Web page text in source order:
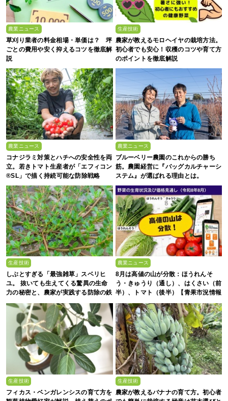
農業ニュース
草刈り業者の料金相場・単価は？ 坪
ごとの費用や安く抑えるコツを徹底解
説
生産技術
農家が教えるモロヘイヤの栽培方法。
初心者でも安心！収穫のコツや育て方
のポイントを徹底解説
農業ニュース
コナジラミ対策とハチへの安全性を両
立。若きトマト生産者が「エフィコン
®SL」で描く持続可能な防除戦略
農業ニュース
ブルーベリー農園のこれからの勝ち
筋。農園経営に『バッグカルチャーシ
ステム』が選ばれる理由とは。
生産技術
しぶとすぎる「最強雑草」スベリヒ
ユ。 抜いても生えてくる驚異の生命
力の秘密と、農家が実践する防除の鉄
則
農業ニュース
8月は高値の山が分散：ほうれんそ
う・きゅうり（通し）、はくさい（前
半）、トマト（後半）【青果市況情報
アプリ「YAOYASAN」】
生産技術
フィカス・ベンガレンシスの育て方を
生産技術
農家が教えるバナナの育て方。初心者